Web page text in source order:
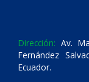
Dirección: Av.
Fernández
Ecuador.